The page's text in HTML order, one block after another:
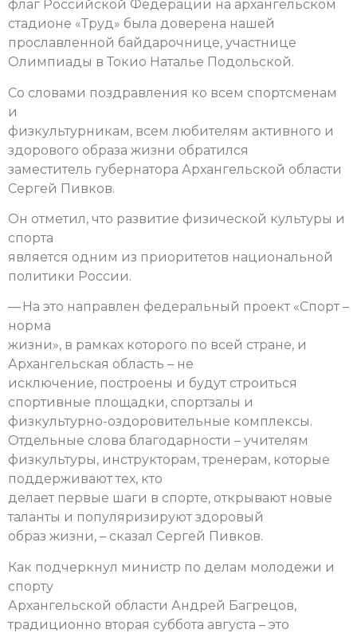
флаг Российской Федерации на архангельском
стадионе «Труд» была доверена нашей
прославленной байдарочнице, участнице
Олимпиады в Токио Наталье Подольской.
Со словами поздравления ко всем спортсменам
и
физкультурникам, всем любителям активного и
здорового образа жизни обратился
заместитель губернатора Архангельской области
Сергей Пивков.
Он отметил, что развитие физической культуры и
спорта
является одним из приоритетов национальной
политики России.
— На это направлен федеральный проект «Спорт –
норма
жизни», в рамках которого по всей стране, и
Архангельская область – не
исключение, построены и будут строиться
спортивные площадки, спортзалы и
физкультурно-оздоровительные комплексы.
Отдельные слова благодарности – учителям
физкультуры, инструкторам, тренерам, которые
поддерживают тех, кто
делает первые шаги в спорте, открывают новые
таланты и популяризируют здоровый
образ жизни, – сказал Сергей Пивков.
Как подчеркнул министр по делам молодежи и
спорту
Архангельской области Андрей Багрецов,
традиционно вторая суббота августа – это